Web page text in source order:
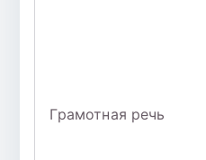
Грамотная речь